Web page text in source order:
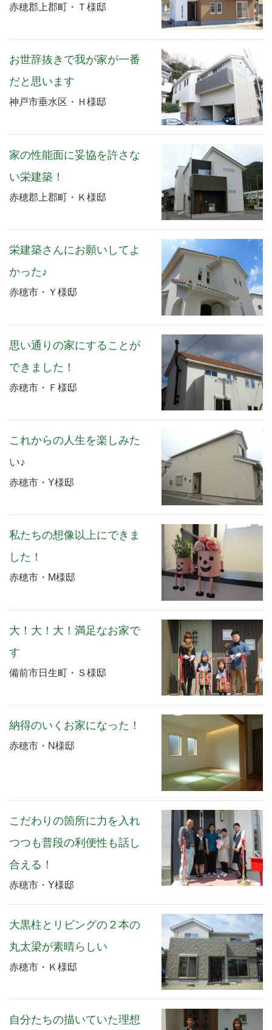
赤穂郡上郡町・Ｔ様邸
お世辞抜きで我が家が一番
だと思います
神戸市垂水区・Ｈ様邸
家の性能面に妥協を許さな
い栄建築！
赤穂郡上郡町・Ｋ様邸
栄建築さんにお願いしてよ
かった♪
赤穂市・Ｙ様邸
思い通りの家にすることが
できました！
赤穂市・Ｆ様邸
これからの人生を楽しみた
い♪
赤穂市・Y様邸
私たちの想像以上にできま
した！
赤穂市・M様邸
大！大！大！満足なお家で
す
備前市日生町・Ｓ様邸
納得のいくお家になった！
赤穂市・N様邸
こだわりの箇所に力を入れ
つつも普段の利便性も話し
合える！
赤穂市・Y様邸
大黒柱とリビングの２本の
丸太梁が素晴らしい
赤穂市・Ｋ様邸
自分たちの描いていた理想